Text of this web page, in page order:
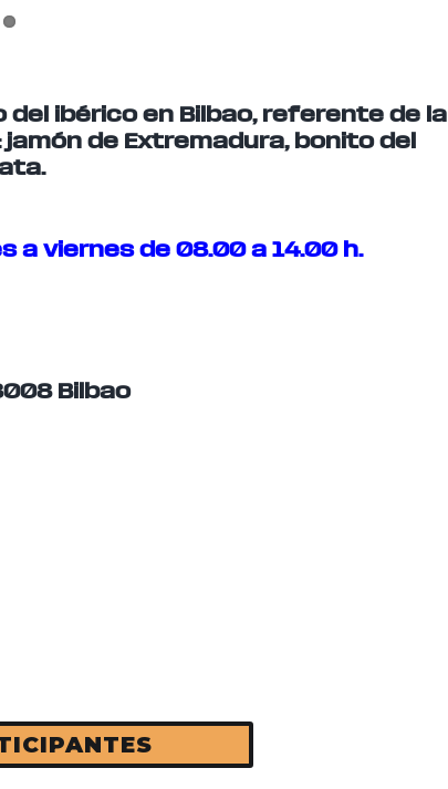
ibérico en Bilbao, referente de la
de Extremadura, bonito del
a viernes de 08.00 a 14.00 h.
Bilbao